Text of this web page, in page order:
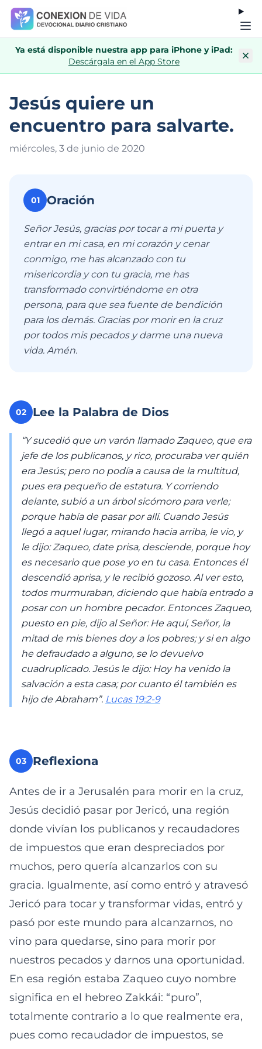
Ya está disponible nuestra app para iPhone y iPad:
Descárgala en el App Store
Jesús quiere un
encuentro para salvarte.
miércoles, 3 de junio de 2020
01 Oración
Señor Jesús, gracias por tocar a mi puerta y
entrar en mi casa, en mi corazón y cenar
conmigo, me has alcanzado con tu
misericordia y con tu gracia, me has
transformado convirtiéndome en otra
persona, para que sea fuente de bendición
para los demás. Gracias por morir en la cruz
por todos mis pecados y darme una nueva
vida. Amén.
02 Lee la Palabra de Dios
“Y sucedió que un varón llamado Zaqueo, que era
jefe de los publicanos, y rico, procuraba ver quién
era Jesús; pero no podía a causa de la multitud,
pues era pequeño de estatura. Y corriendo
delante, subió a un árbol sicómoro para verle;
porque había de pasar por allí. Cuando Jesús
llegó a aquel lugar, mirando hacia arriba, le vio, y
le dijo: Zaqueo, date prisa, desciende, porque hoy
es necesario que pose yo en tu casa. Entonces él
descendió aprisa, y le recibió gozoso. Al ver esto,
todos murmuraban, diciendo que había entrado a
posar con un hombre pecador. Entonces Zaqueo,
puesto en pie, dijo al Señor: He aquí, Señor, la
mitad de mis bienes doy a los pobres; y si en algo
he defraudado a alguno, se lo devuelvo
cuadruplicado. Jesús le dijo: Hoy ha venido la
salvación a esta casa; por cuanto él también es
hijo de Abraham”. Lucas 19:2-9
03 Reflexiona
Antes de ir a Jerusalén para morir en la cruz,
Jesús decidió pasar por Jericó, una región
donde vivían los publicanos y recaudadores
de impuestos que eran despreciados por
muchos, pero quería alcanzarlos con su
gracia. Igualmente, así como entró y atravesó
Jericó para tocar y transformar vidas, entró y
pasó por este mundo para alcanzarnos, no
vino para quedarse, sino para morir por
nuestros pecados y darnos una oportunidad.
En esa región estaba Zaqueo cuyo nombre
significa en el hebreo Zakkái: “puro”,
totalmente contrario a lo que realmente era,
pues como recaudador de impuestos, se